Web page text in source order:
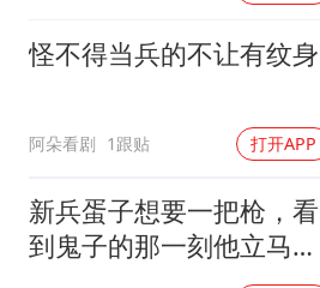
怪不得当兵的不让有纹身
阿朵看剧 1跟贴 打开APP
新兵蛋子想要一把枪，看
到鬼子的那一刻他立马有